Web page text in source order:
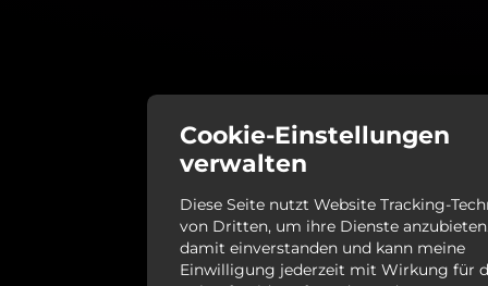
Cookie-Einstellungen
verwalten
Diese Seite nutzt Website Tracking-
von Dritten, um ihre Dienste
damit einverstanden und kann meine
Einwilligung jederzeit mit Wirkung für